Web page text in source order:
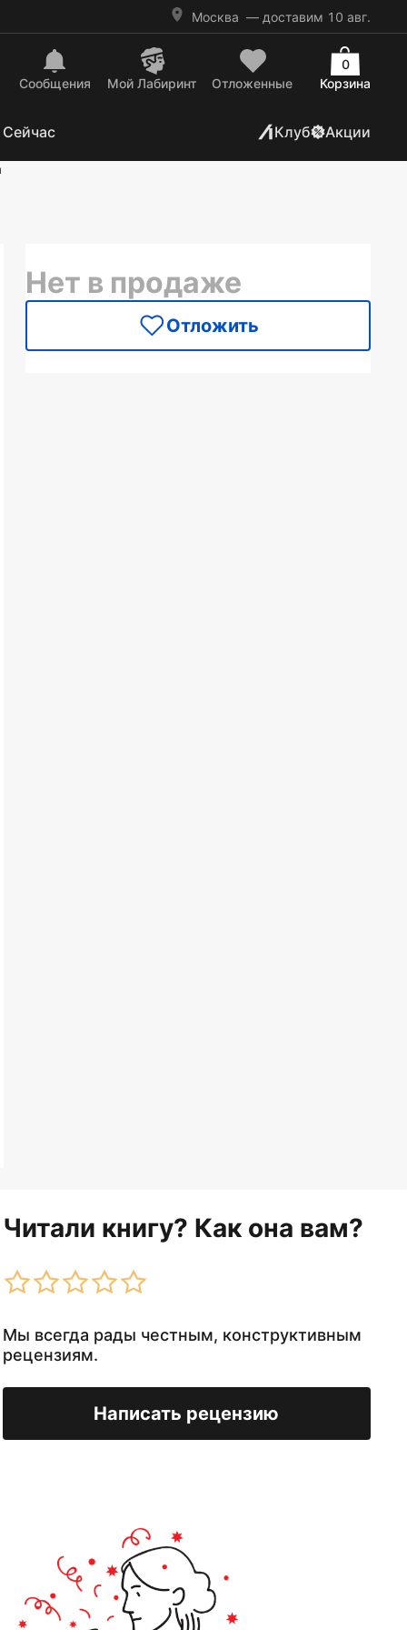
Москва — доставим 10 авг.
Сообщения Mой Лабиринт Отложенные Корзина
0
Клуб Акции
Нет в продаже
Отложить
Читали книгу? Как она вам?
Мы всегда рады честным, конструктивным
рецензиям.
Написать рецензию